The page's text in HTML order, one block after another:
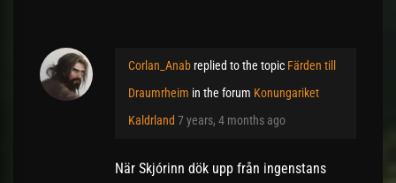
Corlan_Anab replied to the topic Färden till
Draumrheim in the forum Konungariket
Kaldrland 7 years, 4 months ago
När Skjórinn dök upp från ingenstans